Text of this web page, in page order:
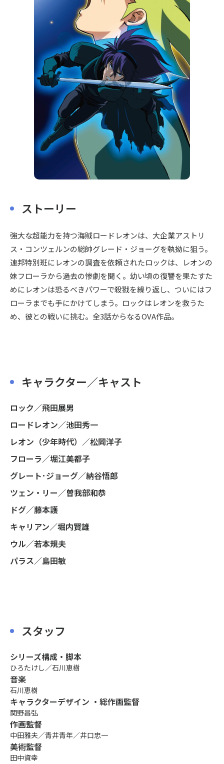
ストーリー
強大な超能力を持つ海賊ロードレオンは、大企業アストリ
ス・コンツェルンの総帥グレード・ジョーグを執拗に狙う。
連邦特別班にレオンの調査を依頼されたロックは、レオンの
妹フローラから過去の惨劇を聞く。幼い頃の復讐を果たすた
めにレオンは恐るべきパワーで殺戮を繰り返し、ついにはフ
ローラまでも手にかけてしまう。ロックはレオンを救うた
め、彼との戦いに挑む。全3話からなるOVA作品。
キャラクター／キャスト
ロック／飛田展男
ロードレオン／池田秀一
レオン（少年時代）／松岡洋子
フローラ／堀江美都子
グレート･ジョーグ／納谷悟郎
ツェン・リー／曽我部和恭
ドグ／藤本護
キャリアン／堀内賢雄
ウル／若本規夫
パラス／島田敏
スタッフ
シリーズ構成・脚本
ひろたけし／石川恵樹
音楽
石川恵樹
キャラクターデザイン ・総作画監督
関野昌弘
作画監督
中田雅夫／青井青年／井口忠一
美術監督
田中資幸